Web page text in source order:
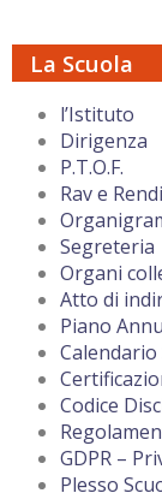
La Scuola
l’Istituto
Dirigenza
P.T.O.F.
Rav e
Segreteria
Organi
Atto di
Piano
Calendario
Codice
GDPR –
Plesso